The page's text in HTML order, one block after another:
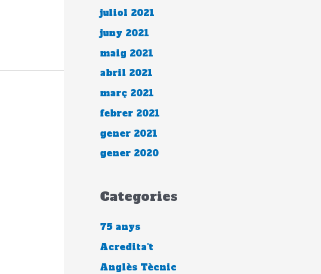
juliol 2021
juny 2021
maig 2021
abril 2021
març 2021
febrer 2021
gener 2021
gener 2020
Categories
75 anys
Acredita't
Anglès Tècnic